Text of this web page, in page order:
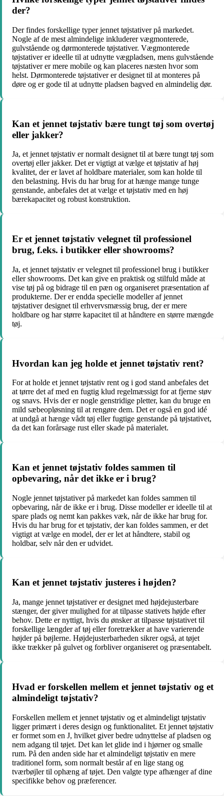
der?
Der findes forskellige typer jennet tøjstativer på markedet.
Nogle af de mest almindelige inkluderer vægmonterede,
gulvstående og dørmonterede tøjstativer. Vægmonterede
tøjstativer er ideelle til at udnytte vægpladsen, mens gulvstående
tøjstativer er mere mobile og kan placeres næsten hvor som
helst. Dørmonterede tøjstativer er designet til at monteres på
døre og er gode til at udnytte pladsen bagved en almindelig dør.
Kan et jennet tøjstativ bære tungt tøj som overtøj
eller jakker?
Ja, et jennet tøjstativ er normalt designet til at bære tungt tøj som
overtøj eller jakker. Det er vigtigt at vælge et tøjstativ af høj
kvalitet, der er lavet af holdbare materialer, som kan holde til
den belastning. Hvis du har brug for at hænge mange tunge
genstande, anbefales det at vælge et tøjstativ med en høj
bærekapacitet og robust konstruktion.
Er et jennet tøjstativ velegnet til professionel
brug, f.eks. i butikker eller showrooms?
Ja, et jennet tøjstativ er velegnet til professionel brug i butikker
eller showrooms. Det kan give en praktisk og stilfuld måde at
vise tøj på og bidrage til en pæn og organiseret præsentation af
produkterne. Der er endda specielle modeller af jennet
tøjstativer designet til erhvervsmæssig brug, der er mere
holdbare og har større kapacitet til at håndtere en større mængde
tøj.
Hvordan kan jeg holde et jennet tøjstativ rent?
For at holde et jennet tøjstativ rent og i god stand anbefales det
at tørre det af med en fugtig klud regelmæssigt for at fjerne støv
og snavs. Hvis der er nogle genstridige pletter, kan du bruge en
mild sæbeopløsning til at rengøre dem. Det er også en god idé
at undgå at hænge vådt tøj eller fugtige genstande på tøjstativet,
da det kan forårsage rust eller skade på materialet.
Kan et jennet tøjstativ foldes sammen til
opbevaring, når det ikke er i brug?
Nogle jennet tøjstativer på markedet kan foldes sammen til
opbevaring, når de ikke er i brug. Disse modeller er ideelle til at
spare plads og nemt kan pakkes væk, når de ikke har brug for.
Hvis du har brug for et tøjstativ, der kan foldes sammen, er det
vigtigt at vælge en model, der er let at håndtere, stabil og
holdbar, selv når den er udvidet.
Kan et jennet tøjstativ justeres i højden?
Ja, mange jennet tøjstativer er designet med højdejusterbare
stænger, der giver mulighed for at tilpasse stativets højde efter
behov. Dette er nyttigt, hvis du ønsker at tilpasse tøjstativet til
forskellige længder af tøj eller foretrækker at have varierende
højder på bøjlerne. Højdejusterbarheden sikrer også, at tøjet
ikke trækker på gulvet og forbliver organiseret og præsentabelt.
Hvad er forskellen mellem et jennet tøjstativ og et
almindeligt tøjstativ?
Forskellen mellem et jennet tøjstativ og et almindeligt tøjstativ
ligger primært i deres design og funktionalitet. Et jennet tøjstativ
er formet som en J, hvilket giver bedre udnyttelse af pladsen og
nem adgang til tøjet. Det kan let glide ind i hjørner og smalle
rum. På den anden side har et almindeligt tøjstativ en mere
traditionel form, som normalt består af en lige stang og
tværbøjler til ophæng af tøjet. Den valgte type afhænger af dine
specifikke behov og præferencer.